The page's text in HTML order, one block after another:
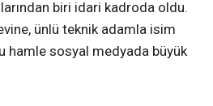
biri idari kadroda oldu.
ünlü teknik adamla isim
hamle sosyal medyada büyük